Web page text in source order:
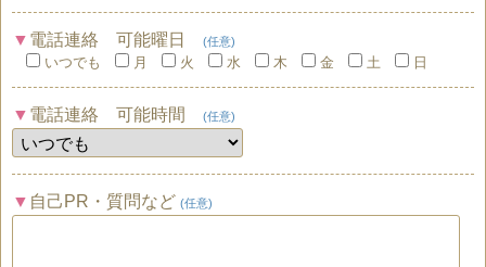
電話連絡 可能曜日 (任意)
いつでも 月 火 水 木 金 土 日
電話連絡 可能時間 (任意)
自己PR・質問など (任意)